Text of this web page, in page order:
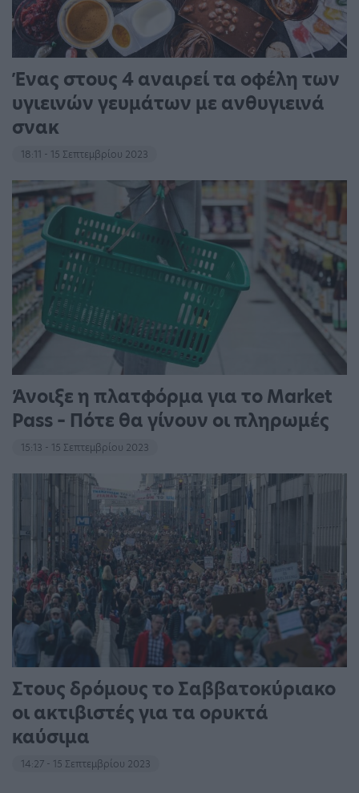
Ένας στους 4 αναιρεί τα οφέλη των
υγιεινών γευμάτων με ανθυγιεινά
σνακ
18:11 - 15 Σεπτεμβρίου 2023
Άνοιξε η πλατφόρμα για το Market
Pass – Πότε θα γίνουν οι πληρωμές
15:13 - 15 Σεπτεμβρίου 2023
Στους δρόμους το Σαββατοκύριακο
οι ακτιβιστές για τα ορυκτά
καύσιμα
14:27 - 15 Σεπτεμβρίου 2023